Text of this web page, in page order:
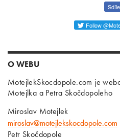
Follow
O WEBU
MotejlekSkocdopole.com je
Motejlka a Petra Skočdopoleho
Miroslav Motejlek
miroslav@motejlekskocdopole.com
Petr Skočdopole